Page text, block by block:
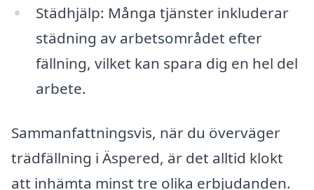
Städhjälp: Många tjänster inkluderar
städning av arbetsområdet efter
fällning, vilket kan spara dig en hel del
arbete.
Sammanfattningsvis, när du överväger
trädfällning i Äspered, är det alltid klokt
att inhämta minst tre olika erbjudanden.